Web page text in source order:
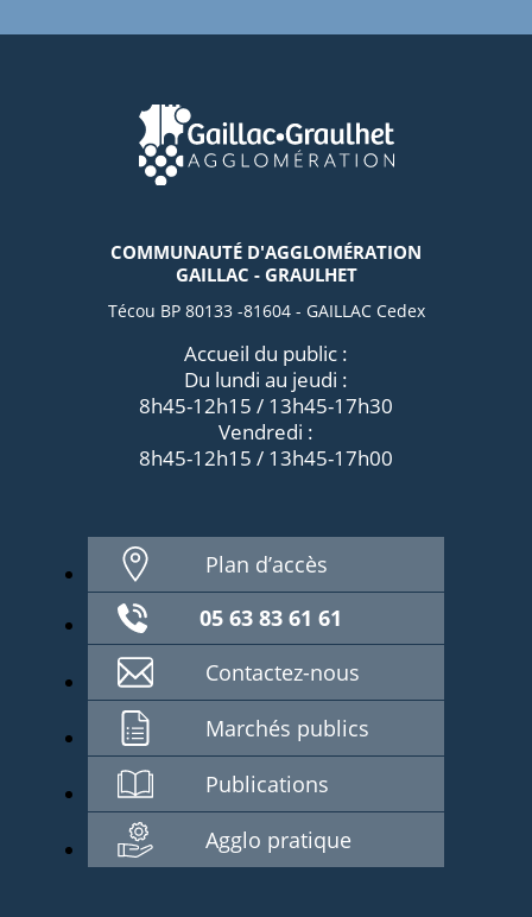
COMMUNAUTÉ D'AGGLOMÉRATION
GAILLAC - GRAULHET
Técou BP 80133 -81604 - GAILLAC Cedex
Accueil du public :
Du lundi au jeudi :
8h45-12h15 / 13h45-17h30
Vendredi :
8h45-12h15 / 13h45-17h00
Plan d’accès
05 63 83 61 61
Contactez-nous
Marchés publics
Publications
Agglo pratique